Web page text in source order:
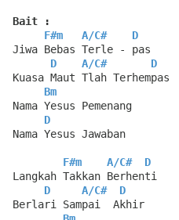
Bait :
F#m
A/C#
D
Jiwa Bebas Terle - pas
D
A/C#
D
Kuasa Maut Tlah Terhempas
Bm
Nama Yesus Pemenang
D
Nama Yesus Jawaban
F#m A/C#
D
Langkah Takkan Berhenti
D
A/C#
D
Berlari Sampai  Akhir